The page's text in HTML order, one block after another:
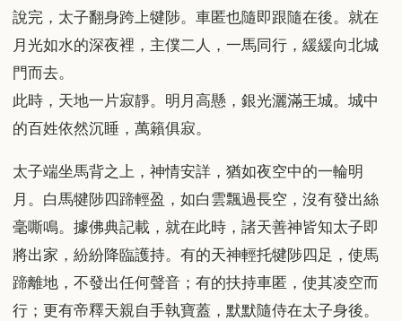
說完，太子翻身跨上犍陟。車匿也隨即跟隨在後。就在
月光如水的深夜裡，主僕二人，一馬同行，緩緩向北城
門而去。
此時，天地一片寂靜。明月高懸，銀光灑滿王城。城中
的百姓依然沉睡，萬籟俱寂。
太子端坐馬背之上，神情安詳，猶如夜空中的一輪明
月。白馬犍陟四蹄輕盈，如白雲飄過長空，沒有發出絲
毫嘶鳴。據佛典記載，就在此時，諸天善神皆知太子即
將出家，紛紛降臨護持。有的天神輕托犍陟四足，使馬
蹄離地，不發出任何聲音；有的扶持車匿，使其凌空而
行；更有帝釋天親自手執寶蓋，默默隨侍在太子身後。